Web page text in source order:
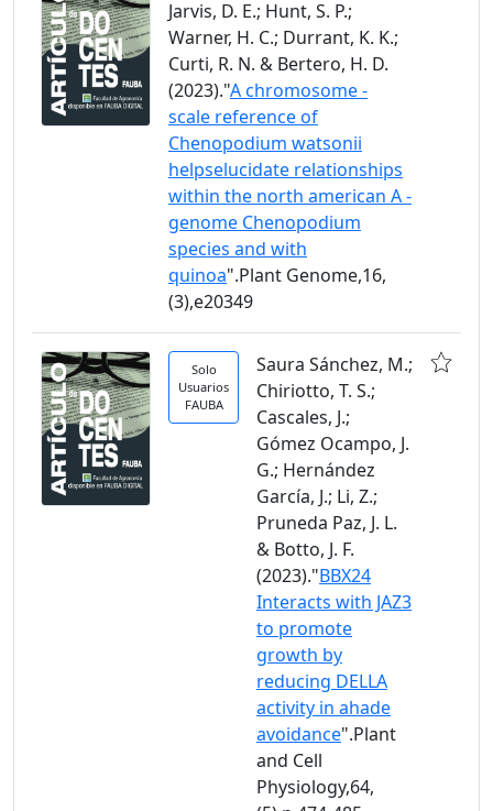
Jarvis, D. E.; Hunt, S. P.;
Warner, H. C.; Durrant, K. K.;
Curti, R. N. & Bertero, H. D.
(2023)."A chromosome -
scale reference of
Chenopodium watsonii
helpselucidate relationships
within the north american A -
genome Chenopodium
species and with
quinoa".Plant Genome,16,
(3),e20349
Solo
Usuarios
FAUBA
Saura Sánchez, M.;
Chiriotto, T. S.;
Cascales, J.;
Gómez Ocampo, J.
G.; Hernández
García, J.; Li, Z.;
Pruneda Paz, J. L.
& Botto, J. F.
(2023)."BBX24
Interacts with JAZ3
to promote
growth by
reducing DELLA
activity in ahade
avoidance".Plant
and Cell
Physiology,64,